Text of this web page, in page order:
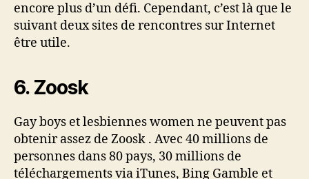
encore plus d’un défi. Cependant, c’est là que le
suivant deux sites de rencontres sur Internet
être utile.
6. Zoosk
Gay boys et lesbiennes women ne peuvent pas
obtenir assez de Zoosk . Avec 40 millions de
personnes dans 80 pays, 30 millions de
téléchargements via iTunes, Bing Gamble et